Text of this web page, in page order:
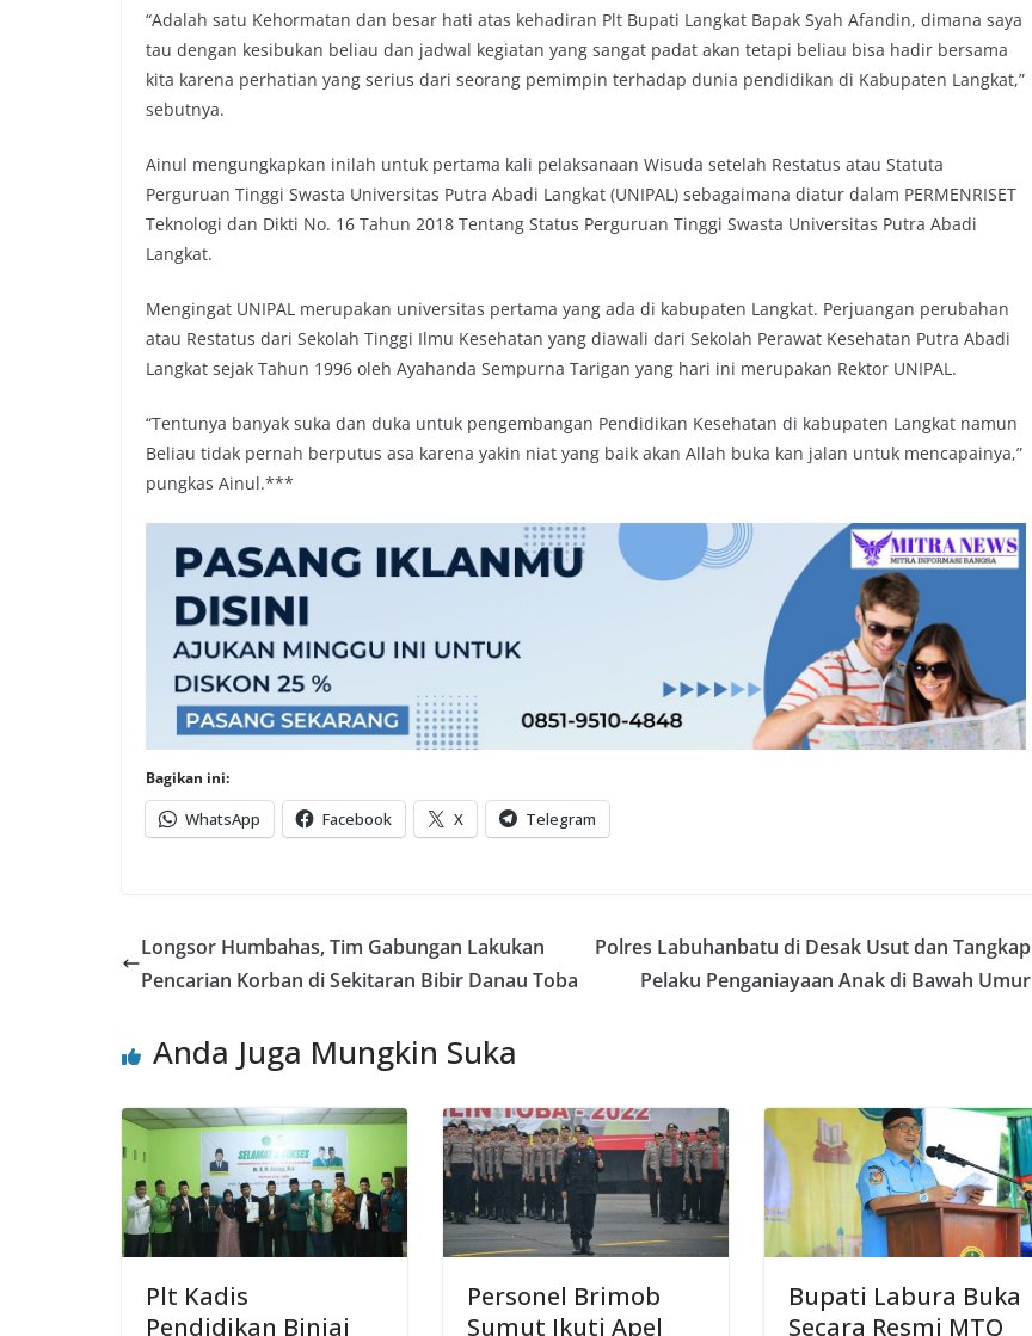
“Adalah satu Kehormatan dan besar hati atas kehadiran Plt Bupati Langkat Bapak Syah Afandin, dimana saya
tau dengan kesibukan beliau dan jadwal kegiatan yang sangat padat akan tetapi beliau bisa hadir bersama
kita karena perhatian yang serius dari seorang pemimpin terhadap dunia pendidikan di Kabupaten Langkat,”
sebutnya.
Ainul mengungkapkan inilah untuk pertama kali pelaksanaan Wisuda setelah Restatus atau Statuta
Perguruan Tinggi Swasta Universitas Putra Abadi Langkat (UNIPAL) sebagaimana diatur dalam PERMENRISET
Teknologi dan Dikti No. 16 Tahun 2018 Tentang Status Perguruan Tinggi Swasta Universitas Putra Abadi
Langkat.
Mengingat UNIPAL merupakan universitas pertama yang ada di kabupaten Langkat. Perjuangan perubahan
atau Restatus dari Sekolah Tinggi Ilmu Kesehatan yang diawali dari Sekolah Perawat Kesehatan Putra Abadi
Langkat sejak Tahun 1996 oleh Ayahanda Sempurna Tarigan yang hari ini merupakan Rektor UNIPAL.
“Tentunya banyak suka dan duka untuk pengembangan Pendidikan Kesehatan di kabupaten Langkat namun
Beliau tidak pernah berputus asa karena yakin niat yang baik akan Allah buka kan jalan untuk mencapainya,”
pungkas Ainul.***
Bagikan ini:
WhatsApp Facebook X Telegram
Longsor Humbahas, Tim Gabungan Lakukan
Pencarian Korban di Sekitaran Bibir Danau Toba
Polres Labuhanbatu di Desak Usut dan Tangkap
Pelaku Penganiayaan Anak di Bawah Umur
Anda Juga Mungkin Suka
Plt Kadis
Pendidikan Binjai
Personel Brimob
Sumut Ikuti Apel
Bupati Labura Buka
Secara Resmi MTQ